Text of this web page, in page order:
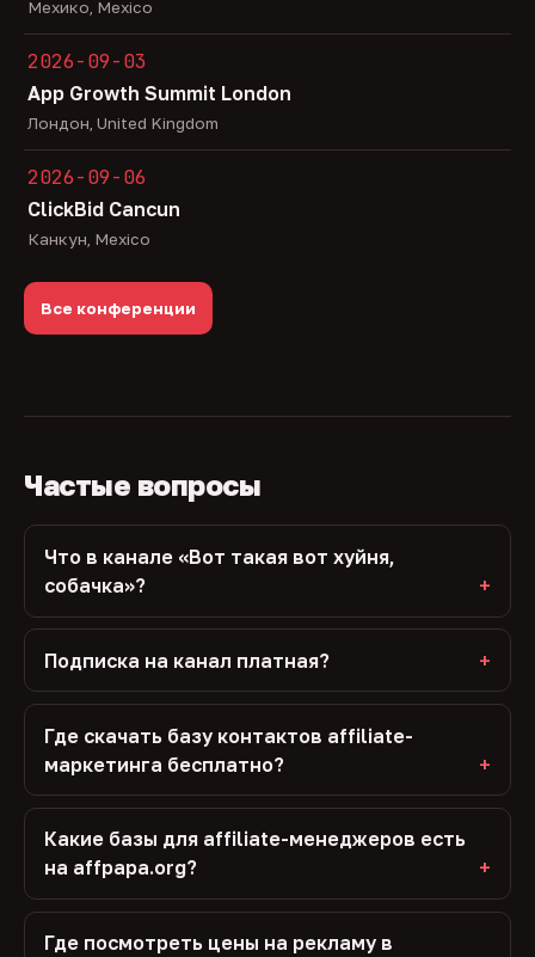
Мехико, Mexico
2026-09-03
App Growth Summit London
Лондон, United Kingdom
2026-09-06
ClickBid Cancun
Канкун, Mexico
Все конференции
Частые вопросы
Что в канале «Вот такая вот хуйня,
собачка»?
Подписка на канал платная?
Где скачать базу контактов affiliate-
маркетинга бесплатно?
Какие базы для affiliate-менеджеров есть
на affpapa.org?
Где посмотреть цены на рекламу в